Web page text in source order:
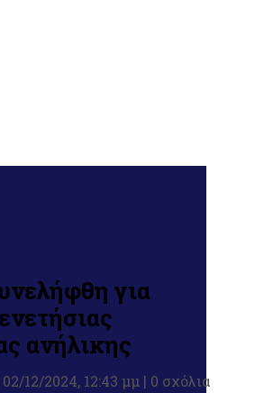
για
ανήλικης
02/12/2024, 12:43 μμ | 0 σχόλια